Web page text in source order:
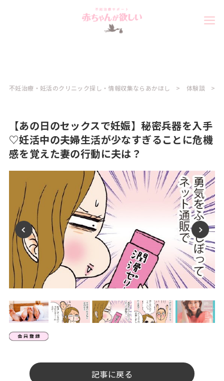
不妊治療・妊活のクリニック探し・情報収集ならあかほし 体験談
【あの日のセックスで妊娠】秘密兵器を入手
♡妊活中の夫婦生活が少なすぎることに危機
感を覚えた妻の行動に夫は？
記事に戻る